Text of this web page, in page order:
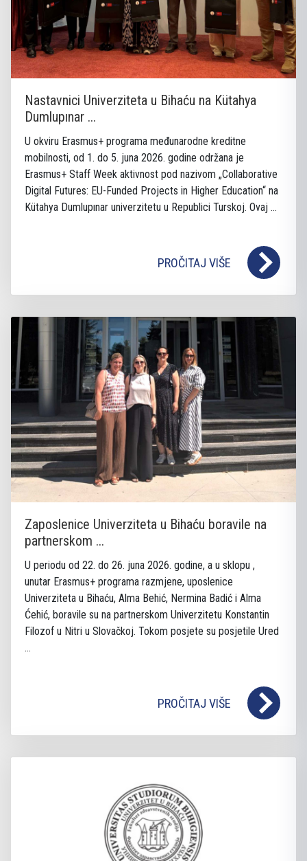
Nastavnici Univerziteta u Bihaću na Kütahya
Dumlupınar ...
U okviru Erasmus+ programa međunarodne kreditne
mobilnosti, od 1. do 5. juna 2026. godine održana je
Erasmus+ Staff Week aktivnost pod nazivom „Collaborative
Digital Futures: EU-Funded Projects in Higher Education“ na
Kütahya Dumlupınar univerzitetu u Republici Turskoj. Ovaj ...
PROČITAJ VIŠE
Zaposlenice Univerziteta u Bihaću boravile na
partnerskom ...
U periodu od 22. do 26. juna 2026. godine, a u sklopu ,
unutar Erasmus+ programa razmjene, uposlenice
Univerziteta u Bihaću, Alma Behić, Nermina Badić i Alma
Ćehić, boravile su na partnerskom Univerzitetu Konstantin
Filozof u Nitri u Slovačkoj. Tokom posjete su posjetile Ured
...
PROČITAJ VIŠE